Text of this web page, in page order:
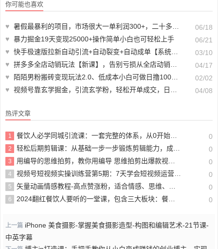
你可能也喜欢
♥ 暑假最暴利的项目，市场很大一单利润300+，二十多分钟可操作一单，可批量操作
06/18
♥ 暴力掘金19天变现25000+操作简单小白也可轻松上手
06/21
♥ 快手极速版拉新自动引流+自动裂变+自动成单【系统源码+搭建教程】
03/10
♥ 拼多多全店动销玩法【新课】，告别亏损从全店动销开始（4节视频课）
04/17
♥
陌陌男粉搬砖变现玩法2.0、低成本小白可做日撸100+长期饭票
02/02
♥ 视频号靠玄学掘金，引流玄学粉，轻松开单成交，日入1000+ 小白0成本上手 04/08
热评文章
1 餐饮人必学同城引流课：一套完整的体系，从0开始学习同城引流（68节课） 0
2 轻松后期剪辑课：从基础一步一步锻炼剪辑能力，成为一名成熟剪辑师（15节课） 0
3 用编导的思维拍剪，教你用编导 思维拍剪出爆款视频片段（镜头语言） 0
4 视频号短视频实操训练营第5期：7天学会短视频运营（12节课） 0
5 矢量动画情感教程-高点赞涨粉，适合情感、思维、创业教育等赛道 0
6 2024翻红餐饮人要听的一堂课，包含三大板块：餐饮管理、流量干货、特别篇 0
上一篇 iPhone 美食摄影-掌握美食摄影造型-构图和编辑艺术-21节课-
中英字幕